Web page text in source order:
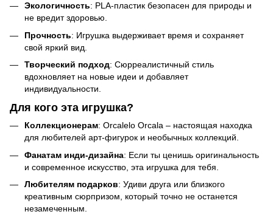
Экологичность: PLA-пластик безопасен для природы и
не вредит здоровью.
Прочность: Игрушка выдерживает время и сохраняет
свой яркий вид.
Творческий подход: Сюрреалистичный стиль
вдохновляет на новые идеи и добавляет
индивидуальности.
Для кого эта игрушка?
Коллекционерам: Orcalelo Orcala – настоящая находка
для любителей арт-фигурок и необычных коллекций.
Фанатам инди-дизайна: Если ты ценишь оригинальность
и современное искусство, эта игрушка для тебя.
Любителям подарков: Удиви друга или близкого
креативным сюрпризом, который точно не останется
незамеченным.